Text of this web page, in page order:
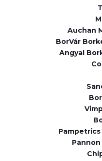
Auchan
BorVár
Angyal